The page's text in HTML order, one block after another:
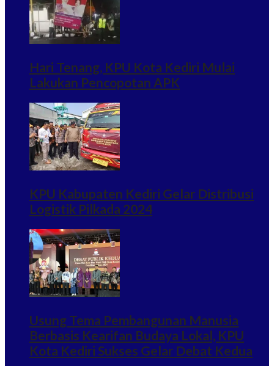
Hari Tenang, KPU Kota Kediri Mulai
Lakukan Pencopotan APK
KPU Kabupaten Kediri Gelar Distribusi
Logistik Pilkada 2024
Usung Tema Pembangunan Manusia
Berbasis Kearifan Budaya Lokal, KPU
Kota Kediri Sukses Gelar Debat Kedua